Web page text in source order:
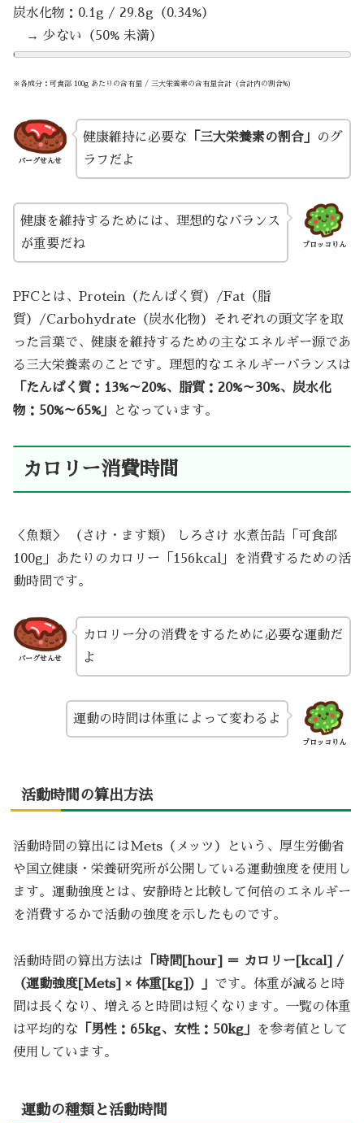
炭水化物：0.1g / 29.8g（0.34%）
→ 少ない（50% 未満）
※各成分：可食部 100g あたりの含有量 / 三大栄養素の含有量合計（合計内の割合%）
バーグせんせ
健康維持に必要な 「三大栄養素の割合」
のグ
ラフだよ
ブロッコりん
健康を維持するためには、理想的なバランス
が重要だね
PFCとは、Protein（たんぱく質）/Fat（脂
質）/Carbohydrate（炭水化物）それぞれの頭文字を取
った言葉で、健康を維持するための主なエネルギー源であ
る三大栄養素のことです。理想的なエネルギーバランスは
「たんぱく質：13%～20%、脂質：20%～30%、炭水化
物：50%～65%」
となっています。
カロリー消費時間
＜魚類＞ （さけ・ます類） しろさけ 水煮缶詰「可食部
100g」あたりのカロリー「156kcal」を消費するための活
動時間です。
バーグせんせ
カロリー分の消費をするために必要な運動だ
よ
ブロッコりん
運動の時間は体重によって変わるよ
活動時間の算出方法
活動時間の算出にはMets（メッツ）という、厚生労働省
や国立健康・栄養研究所が公開している運動強度を使用し
ます。運動強度とは、安静時と比較して何倍のエネルギー
を消費するかで活動の強度を示したものです。
活動時間の算出方法は 「時間[hour] ＝ カロリー[kcal] /
（運動強度[Mets] × 体重[kg]）」 です。体重が減ると時
間は長くなり、増えると時間は短くなります。一覧の体重
は平均的な 「男性：65kg、女性：50kg」
を参考値として
使用しています。
運動の種類と活動時間